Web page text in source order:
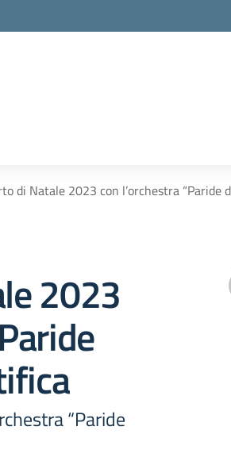
di Natale 2023 con l’orchestra “Paride
2023
“Paride